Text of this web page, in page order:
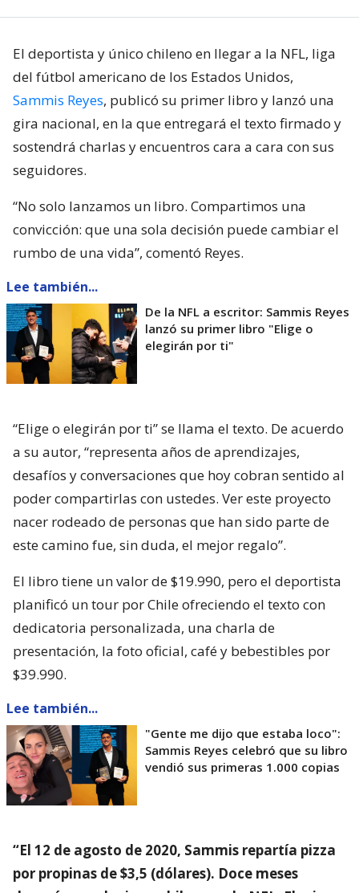
El deportista y único chileno en llegar a la NFL, liga
del fútbol americano de los Estados Unidos,
Sammis Reyes, publicó su primer libro y lanzó una
gira nacional, en la que entregará el texto firmado y
sostendrá charlas y encuentros cara a cara con sus
seguidores.
“No solo lanzamos un libro. Compartimos una
convicción: que una sola decisión puede cambiar el
rumbo de una vida”, comentó Reyes.
Lee también...
De la NFL a escritor: Sammis Reyes
lanzó su primer libro "Elige o
elegirán por ti"
“Elige o elegirán por ti” se llama el texto. De acuerdo
a su autor, “representa años de aprendizajes,
desafíos y conversaciones que hoy cobran sentido al
poder compartirlas con ustedes. Ver este proyecto
nacer rodeado de personas que han sido parte de
este camino fue, sin duda, el mejor regalo”.
El libro tiene un valor de $19.990, pero el deportista
planificó un tour por Chile ofreciendo el texto con
dedicatoria personalizada, una charla de
presentación, la foto oficial, café y bebestibles por
$39.990.
Lee también...
"Gente me dijo que estaba loco":
Sammis Reyes celebró que su libro
vendió sus primeras 1.000 copias
“El 12 de agosto de 2020, Sammis repartía pizza
por propinas de $3,5 (dólares). Doce meses